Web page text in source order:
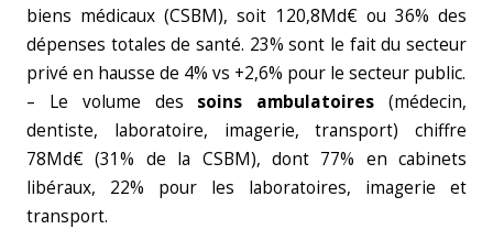
biens médicaux (CSBM), soit 120,8Md€ ou 36% des
dépenses totales de santé. 23% sont le fait du secteur
privé en hausse de 4% vs +2,6% pour le secteur public.
– Le volume des soins ambulatoires (médecin,
dentiste, laboratoire, imagerie, transport) chiffre
78Md€ (31% de la CSBM), dont 77% en cabinets
libéraux, 22% pour les laboratoires, imagerie et
transport.